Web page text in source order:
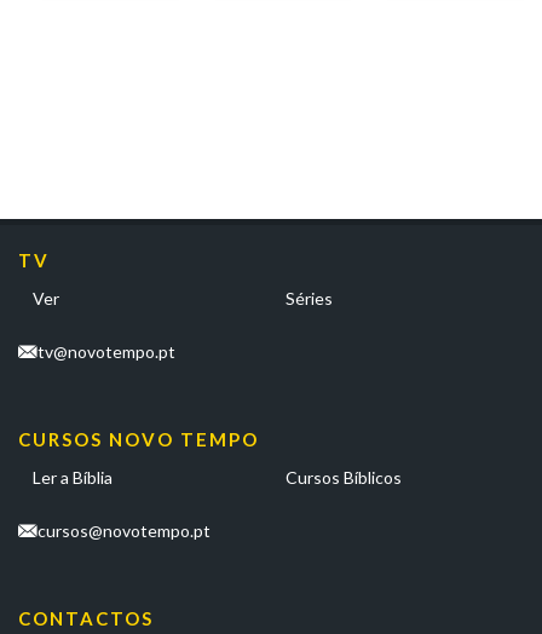
TV
Ver Séries
tv@novotempo.pt
CURSOS NOVO TEMPO
Ler a Bíblia Cursos Bíblicos
cursos@novotempo.pt
CONTACTOS